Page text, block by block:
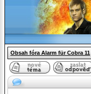
Obsah fóra Alarm für Cobra 11